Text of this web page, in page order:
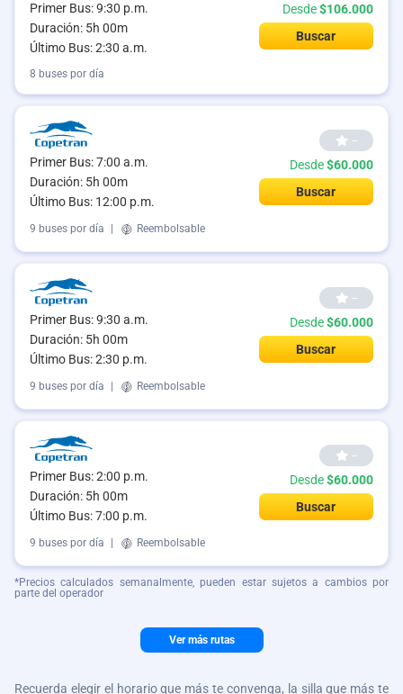
Primer Bus: 9:30 p.m.
Duración: 5h 00m
Último Bus: 2:30 a.m.
Desde$106.000
Buscar
8 buses por día
Primer Bus: 7:00 a.m.
Duración: 5h 00m
Último Bus: 12:00 p.m.
--
Desde$60.000
Buscar
9 buses por día Reembolsable
Primer Bus: 9:30 a.m.
Duración: 5h 00m
Último Bus: 2:30 p.m.
--
Desde$60.000
Buscar
9 buses por día | Reembolsable
Primer Bus: 2:00 p.m.
Duración: 5h 00m
Último Bus: 7:00 p.m.
--
Desde$60.000
Buscar
9 buses por día Reembolsable
*Precios calculados semanalmente, pueden estar sujetos a cambios por
parte del operador
Ver más rutas
Recuerda elegir el horario que más te convenga, la silla que más te